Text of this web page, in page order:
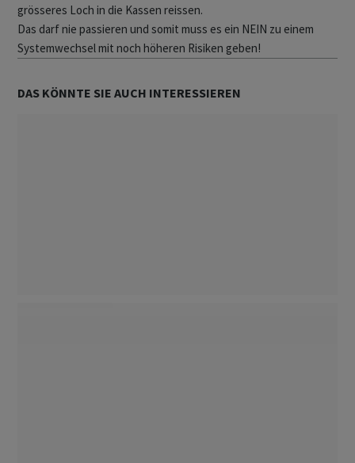
grösseres Loch in die Kassen reissen.
Das darf nie passieren und somit muss es ein NEIN zu einem
Systemwechsel mit noch höheren Risiken geben!
DAS KÖNNTE SIE AUCH INTERESSIEREN